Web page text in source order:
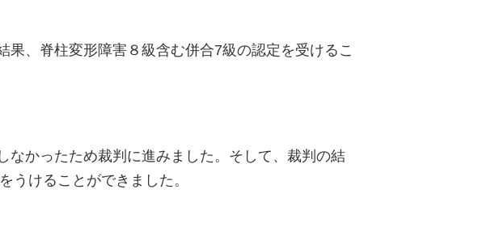
、脊柱変形障害８級含む併合7級の認定を受けるこ
なかったため裁判に進みました。そして、裁判の結
うけることができました。